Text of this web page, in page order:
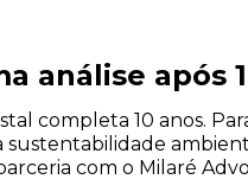
análise após
completa 10 anos.
com o Milaré